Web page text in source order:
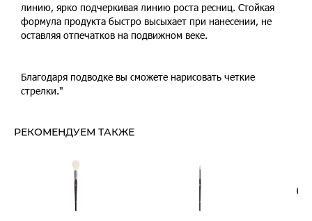
линию, ярко подчеркивая линию роста ресниц. Стойкая
формула продукта быстро высыхает при нанесении, не
оставляя отпечатков на подвижном веке.
Благодаря подводке вы сможете нарисовать четкие
стрелки."
ВСЕ ВАРИАНТЫ ТОВАРА
РЕКОМЕНДУЕМ ТАКЖЕ